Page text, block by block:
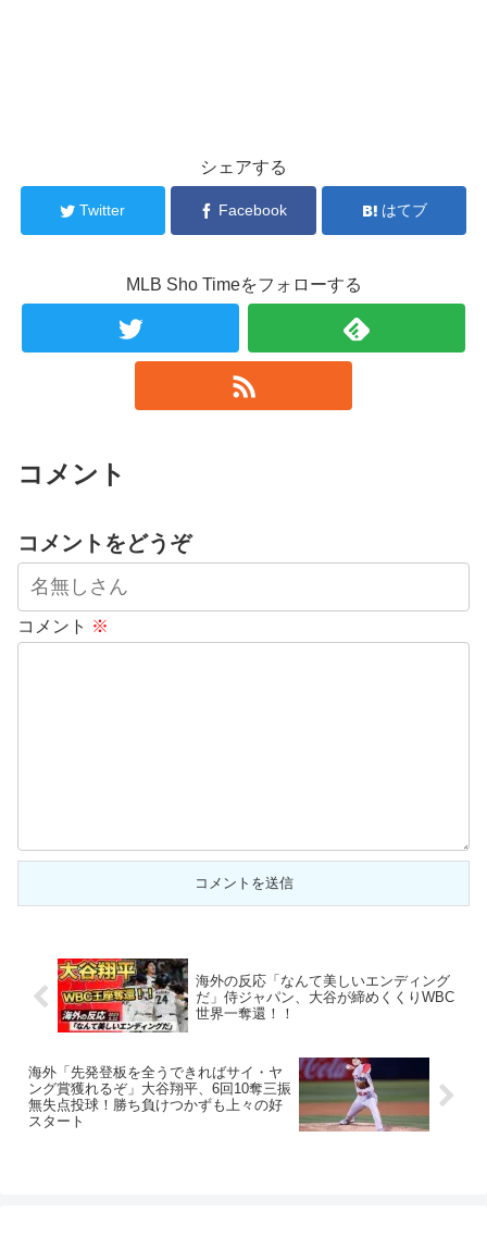
シェアする
Twitter Facebook はてブ
MLB Sho Timeをフォローする
コメント
コメントをどうぞ
コメント ※
海外の反応「なんて美しいエンディング
だ」侍ジャパン、大谷が締めくくりWBC
世界一奪還！！
海外「先発登板を全うできればサイ・ヤ
ング賞獲れるぞ」大谷翔平、6回10奪三振
無失点投球！勝ち負けつかずも上々の好
スタート